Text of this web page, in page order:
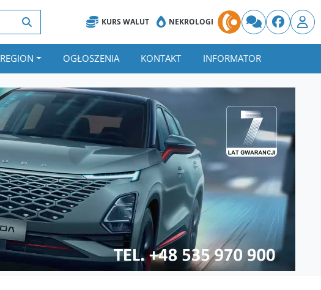
KURS WALUT NEKROLOGI
REGION OGŁOSZENIA KONTAKT INFORMATOR